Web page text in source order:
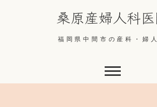
桑原産婦人科
福岡県中間市の産科・婦